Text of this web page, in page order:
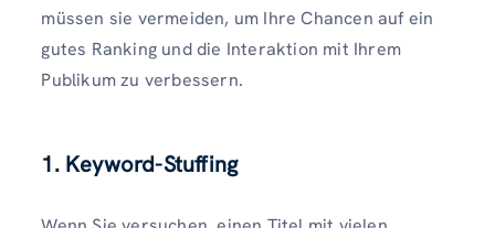
müssen sie vermeiden, um Ihre Chancen auf ein
gutes Ranking und die Interaktion mit Ihrem
Publikum zu verbessern.
1. Keyword-Stuffing